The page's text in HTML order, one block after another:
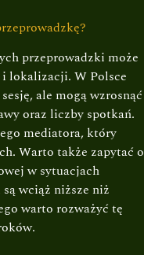
przeprowadzki może
lokalizacji. W Polsce
ale mogą wzrosnąć
oraz liczby spotkań.
mediatora, który
Warto także zapytać o
w sytuacjach
wciąż niższe niż
warto rozważyć tę